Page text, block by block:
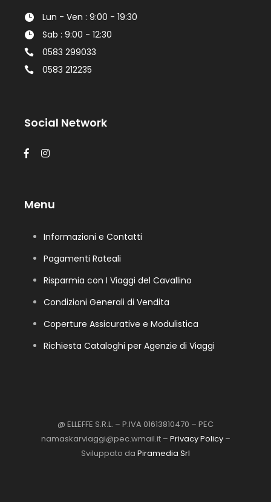
Lun - Ven : 9:00 - 19:30
Sab : 9:00 - 12:30
0583 299033
0583 212235
Social Network
Menu
Informazioni e Contatti
Pagamenti Rateali
Risparmia con I Viaggi del Cavallino
Condizioni Generali di Vendita
Coperture Assicurative e Modulistica
Richiesta Cataloghi per Agenzie di Viaggi
@ ELLEFFE S.R.L. – P.IVA 01613810470 – PEC
namaskarviaggi@pec.wmail.it – Privacy Policy–
Sviluppato da Piramedia Srl